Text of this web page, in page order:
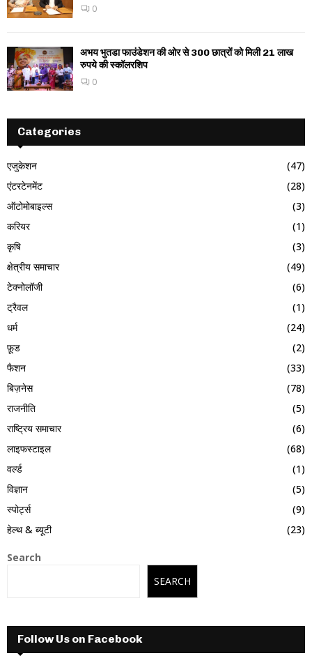
0
अभय भुतडा फाउंडेशन की ओर से 300 छात्रों को मिली 21 लाख
रुपये की स्कॉलरशिप
0
Categories
एजुकेशन
(47)
एंटरटेनमेंट
(28)
ऑटोमोबाइल्स
(3)
करियर
(1)
कृषि
(3)
क्षेत्रीय समाचार
(49)
टेक्नोलॉजी
(6)
ट्रैवल
(1)
धर्म
(24)
फ़ूड
(2)
फैशन
(33)
बिज़नेस
(78)
राजनीति
(5)
राष्ट्रिय समाचार
(6)
लाइफस्टाइल
(68)
वर्ल्ड
(1)
विज्ञान
(5)
स्पोर्ट्स
(9)
हेल्थ & ब्यूटी
(23)
Search
SEARCH
Follow Us on Facebook